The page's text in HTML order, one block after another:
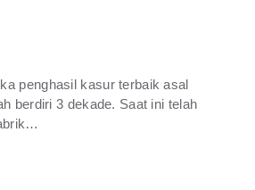
penghasil kasur terbaik asal
berdiri 3 dekade. Saat ini telah